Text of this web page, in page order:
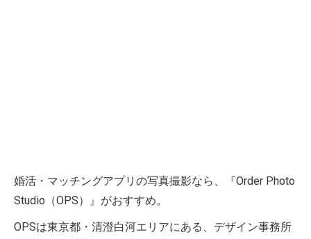
婚活・マッチングアプリの写真撮影なら、『Order Photo
Studio（OPS）』がおすすめ。
OPSは東京都・清澄白河エリアにある、デザイン事務所